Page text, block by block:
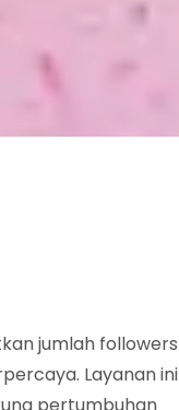
jumlah followers
Layanan ini